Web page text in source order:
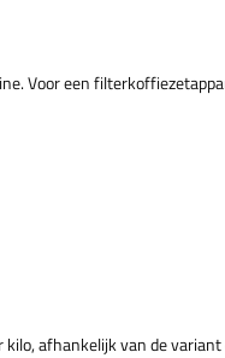
Voor een
afhankelijk van de